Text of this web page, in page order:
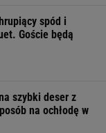
spód i
Goście będą
szybki deser z
na ochłodę w